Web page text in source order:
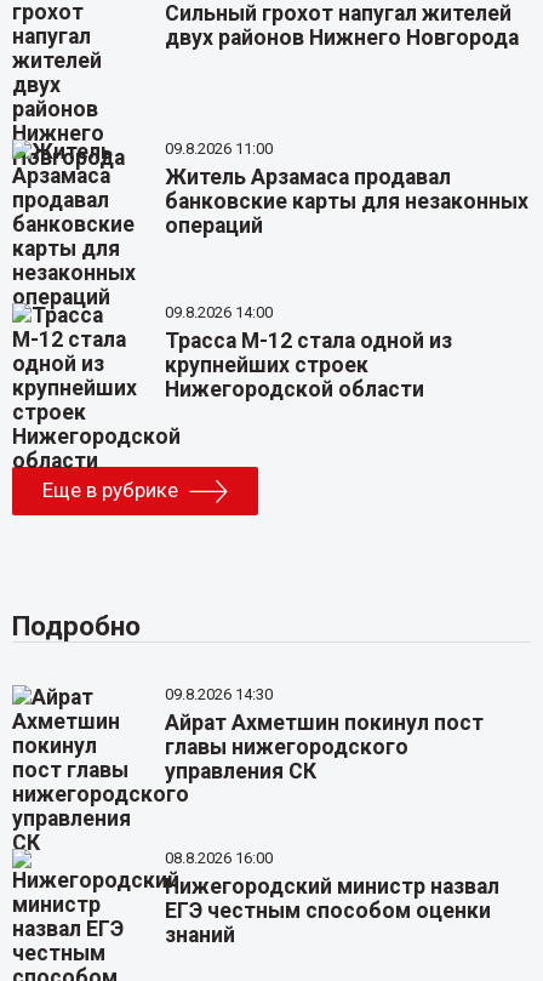
Сильный грохот напугал жителей
двух районов Нижнего Новгорода
09.8.2026 11:00
Житель Арзамаса продавал
банковские карты для незаконных
операций
09.8.2026 14:00
Трасса М-12 стала одной из
крупнейших строек
Нижегородской области
Еще в рубрике
Подробно
09.8.2026 14:30
Айрат Ахметшин покинул пост
главы нижегородского
управления СК
08.8.2026 16:00
Нижегородский министр назвал
ЕГЭ честным способом оценки
знаний